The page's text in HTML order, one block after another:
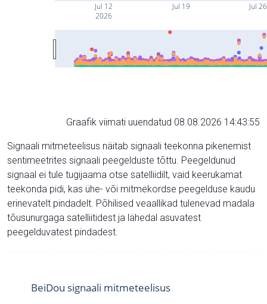
Jul 12
2026
Jul 19 Jul 26
Graafik viimati uuendatud 08.08.2026 14:43:55
Signaali mitmeteelisus näitab signaali teekonna pikenemist
sentimeetrites signaali peegelduste tõttu. Peegeldunud
signaal ei tule tugijaama otse satelliidilt, vaid keerukamat
teekonda pidi, kas ühe- või mitmekordse peegelduse kaudu
erinevatelt pindadelt. Põhilised veaallikad tulenevad madala
tõusunurgaga satelliitidest ja lähedal asuvatest
peegelduvatest pindadest.
BeiDou signaali mitmeteelisus